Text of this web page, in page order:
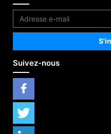
Suivez-nous